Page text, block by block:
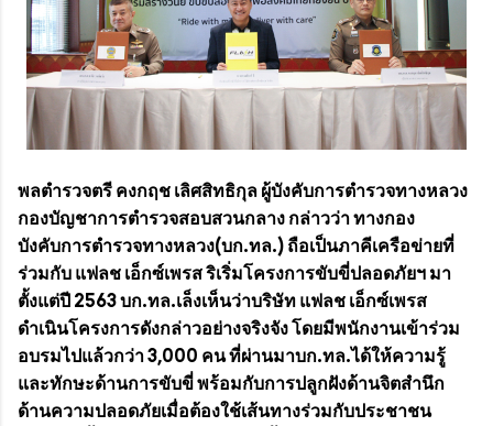
พลตำรวจตรี คงกฤช เลิศสิทธิกุล ผู้บังคับการตำรวจทางหลวง
กองบัญชาการตำรวจสอบสวนกลาง กล่าวว่า ทางกอง
บังคับการตำรวจทางหลวง(บก.ทล.) ถือเป็นภาคีเครือข่ายที่
ร่วมกับ แฟลช เอ็กซ์เพรส ริเริ่มโครงการขับขี่ปลอดภัยฯ มา
ตั้งแต่ปี 2563 บก.ทล.เล็งเห็นว่าบริษัท แฟลช เอ็กซ์เพรส
ดำเนินโครงการดังกล่าวอย่างจริงจัง โดยมีพนักงานเข้าร่วม
อบรมไปแล้วกว่า 3,000 คน ที่ผ่านมาบก.ทล.ได้ให้ความรู้
และทักษะด้านการขับขี่ พร้อมกับการปลูกฝังด้านจิตสำนึก
ด้านความปลอดภัยเมื่อต้องใช้เส้นทางร่วมกับประชาชน